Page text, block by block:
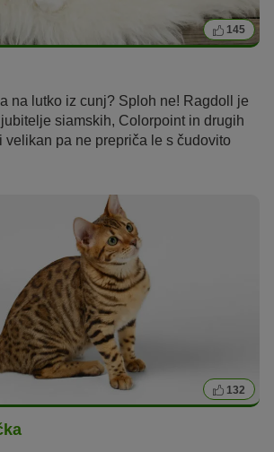
145
na lutko iz cunj? Sploh ne! Ragdoll je
siamskih, Colorpoint in drugih
velikan pa ne prepriča le s čudovito
132